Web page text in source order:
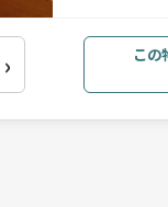
この